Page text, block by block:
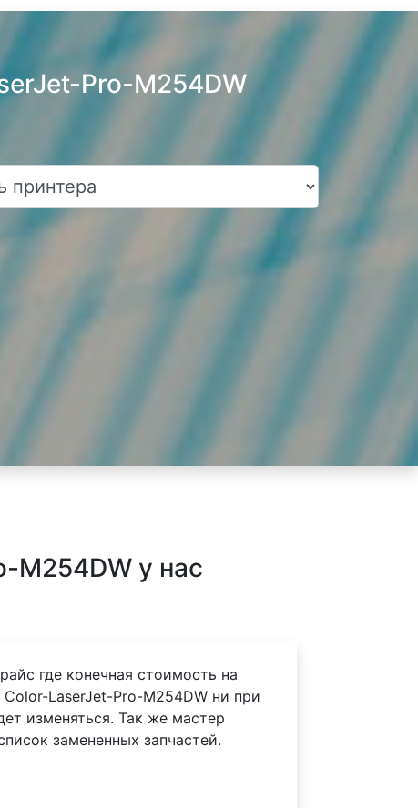
Pro-M254DW
M254DW у нас
где конечная стоимость на
LaserJet-Pro-M254DW ни при
изменяться. Так же мастер
замененных запчастей.